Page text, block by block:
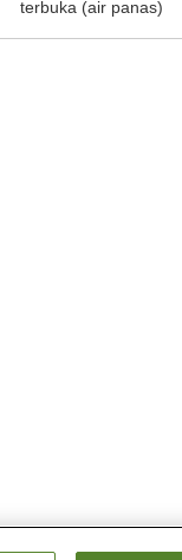
terbuka (air panas)